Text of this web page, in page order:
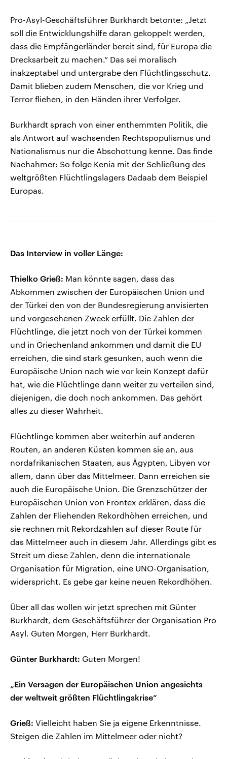
Pro-Asyl-Geschäftsführer Burkhardt betonte: „Jetzt
soll die Entwicklungshilfe daran gekoppelt werden,
dass die Empfängerländer bereit sind, für Europa die
Drecksarbeit zu machen.“ Das sei moralisch
inakzeptabel und untergrabe den Flüchtlingsschutz.
Damit blieben zudem Menschen, die vor Krieg und
Terror fliehen, in den Händen ihrer Verfolger.
Burkhardt sprach von einer enthemmten Politik, die
als Antwort auf wachsenden Rechtspopulismus und
Nationalismus nur die Abschottung kenne. Das finde
Nachahmer: So folge Kenia mit der Schließung des
weltgrößten Flüchtlingslagers Dadaab dem Beispiel
Europas.
Das Interview in voller Länge:
Thielko Grieß: Man könnte sagen, dass das
Abkommen zwischen der Europäischen Union und
der Türkei den von der Bundesregierung anvisierten
und vorgesehenen Zweck erfüllt. Die Zahlen der
Flüchtlinge, die jetzt noch von der Türkei kommen
und in Griechenland ankommen und damit die EU
erreichen, die sind stark gesunken, auch wenn die
Europäische Union nach wie vor kein Konzept dafür
hat, wie die Flüchtlinge dann weiter zu verteilen sind,
diejenigen, die doch noch ankommen. Das gehört
alles zu dieser Wahrheit.
Flüchtlinge kommen aber weiterhin auf anderen
Routen, an anderen Küsten kommen sie an, aus
nordafrikanischen Staaten, aus Ägypten, Libyen vor
allem, dann über das Mittelmeer. Dann erreichen sie
auch die Europäische Union. Die Grenzschützer der
Europäischen Union von Frontex erklären, dass die
Zahlen der Fliehenden Rekordhöhen erreichen, und
sie rechnen mit Rekordzahlen auf dieser Route für
das Mittelmeer auch in diesem Jahr. Allerdings gibt es
Streit um diese Zahlen, denn die internationale
Organisation für Migration, eine UNO-Organisation,
widerspricht. Es gebe gar keine neuen Rekordhöhen.
Über all das wollen wir jetzt sprechen mit Günter
Burkhardt, dem Geschäftsführer der Organisation Pro
Asyl. Guten Morgen, Herr Burkhardt.
Günter Burkhardt: Guten Morgen!
„Ein Versagen der Europäischen Union angesichts
der weltweit größten Flüchtlingskrise“
Grieß: Vielleicht haben Sie ja eigene Erkenntnisse.
Steigen die Zahlen im Mittelmeer oder nicht?